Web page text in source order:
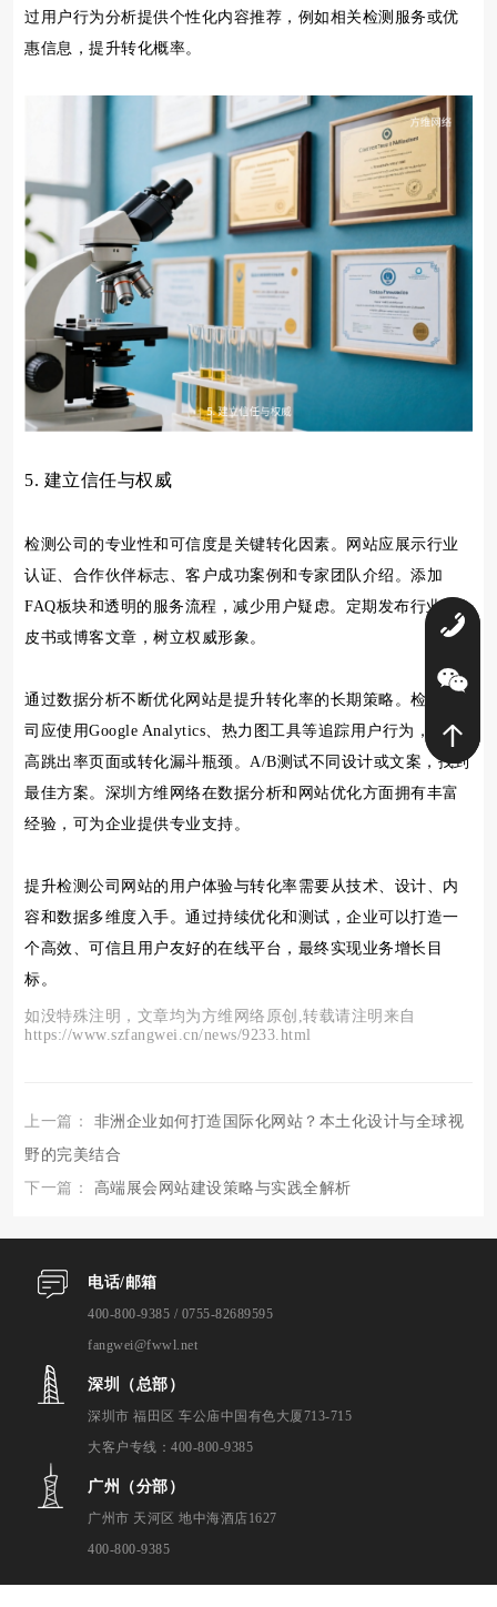
过用户行为分析提供个性化内容推荐，例如相关检测服务或优
惠信息，提升转化概率。
5. 建立信任与权威
检测公司的专业性和可信度是关键转化因素。网站应展示行业
认证、合作伙伴标志、客户成功案例和专家团队介绍。添加
FAQ板块和透明的服务流程，减少用户疑虑。定期发布行业白
皮书或博客文章，树立权威形象。
通过数据分析不断优化网站是提升转化率的长期策略。检测公
司应使用Google Analytics、热力图工具等追踪用户行为，识别
高跳出率页面或转化漏斗瓶颈。A/B测试不同设计或文案，找到
最佳方案。深圳方维网络在数据分析和网站优化方面拥有丰富
经验，可为企业提供专业支持。
提升检测公司网站的用户体验与转化率需要从技术、设计、内
容和数据多维度入手。通过持续优化和测试，企业可以打造一
个高效、可信且用户友好的在线平台，最终实现业务增长目
标。
如没特殊注明，文章均为方维网络原创,转载请注明来自
https://www.szfangwei.cn/news/9233.html
上一篇： 非洲企业如何打造国际化网站？本土化设计与全球视
野的完美结合
下一篇： 高端展会网站建设策略与实践全解析
电话/邮箱
400-800-9385 / 0755-82689595
fangwei@fwwl.net
深圳（总部）
深圳市 福田区 车公庙中国有色大厦713-715
大客户专线：400-800-9385
广州（分部）
广州市 天河区 地中海酒店1627
400-800-9385